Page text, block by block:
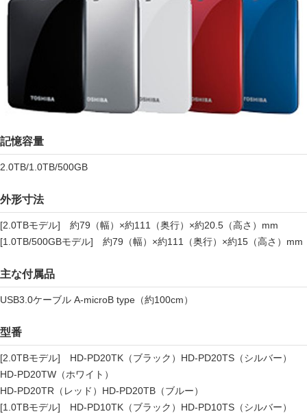
記憶容量
2.0TB/1.0TB/500GB
外形寸法
[2.0TBモデル] 約79（幅）×約111（奥行）×約20.5（高さ）mm
[1.0TB/500GBモデル] 約79（幅）×約111（奥行）×約15（高さ）mm
主な付属品
USB3.0ケーブル A-microB type（約100cm）
型番
[2.0TBモデル] HD-PD20TK（ブラック）HD-PD20TS（シルバー）
HD-PD20TW（ホワイト）
HD-PD20TR（レッド）HD-PD20TB（ブルー）
[1.0TBモデル] HD-PD10TK（ブラック）HD-PD10TS（シルバー）